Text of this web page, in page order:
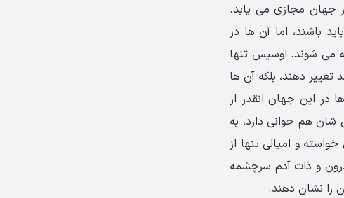
جهان مجازی می یابد.
باشند، اما آن ها در
می شوند. اوسیس تنها
دهند، بلکه آن ها
در این جهان انقدر از
شان هم خوانی دارد، به
و امیالی تنها از
و ذات آدم سرچشمه
را نشان دهند.